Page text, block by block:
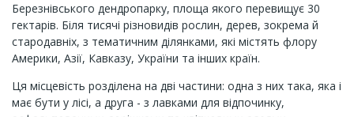
Березнівського дендропарку, площа якого перевищує 30
гектарів. Біля тисячі різновидів рослин, дерев, зокрема й
стародавніх, з тематичним ділянками, які містять флору
Америки, Азії, Кавказу, України та інших країн.
Ця місцевість розділена на дві частини: одна з них така, яка і
має бути у лісі, а друга - з лавками для відпочинку,